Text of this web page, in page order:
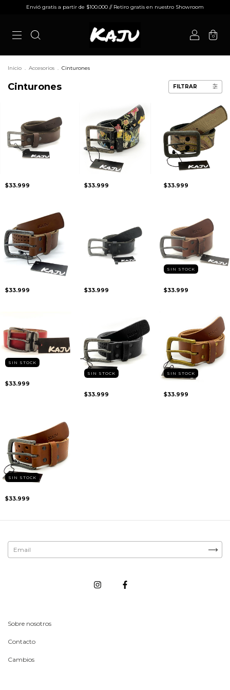
Envió gratis a partir de $100.000 // Retiro gratis en nuestro Showroom
0
Inicio . Accesorios . Cinturones
Cinturones FILTRAR
$33.999 $33.999 $33.999
$33.999 $33.999
SIN STOCK
$33.999
SIN STOCK
$33.999
SIN STOCK
$33.999
SIN STOCK
$33.999
SIN STOCK
$33.999
Sobre nosotros
Contacto
Cambios